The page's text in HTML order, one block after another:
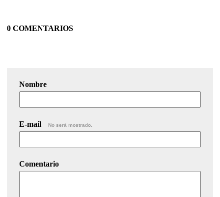
0 COMENTARIOS
Nombre
E-mail No será mostrado.
Comentario